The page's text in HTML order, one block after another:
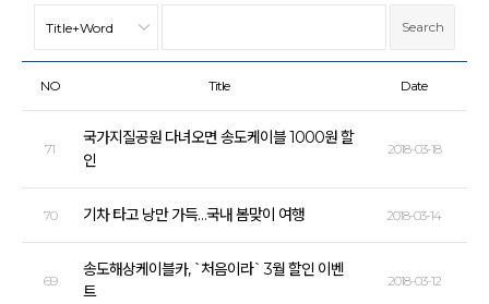
NO Title Date
71
국가지질공원 다녀오면 송도케이블 1000원 할
인
2018-03-18
70 기차 타고 낭만 가득…국내 봄맞이 여행 2018-03-14
69
송도해상케이블카, `처음이라` 3월 할인 이벤
트
2018-03-12